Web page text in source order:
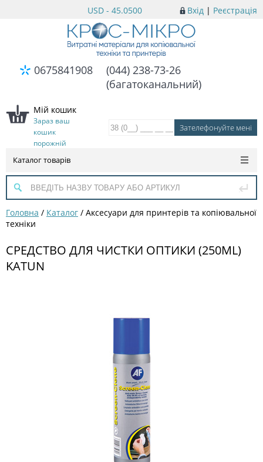
Вхід | Реєстрація
USD - 45.0500
0675841908
(044) 238-73-26
(багатоканальний)
Мій кошик
Зараз ваш
кошик
порожній
Каталог товарів
Головна / Каталог / Аксесуари для принтерів та копіювальної
техніки
СРЕДСТВО ДЛЯ ЧИСТКИ ОПТИКИ (250ML)
KATUN